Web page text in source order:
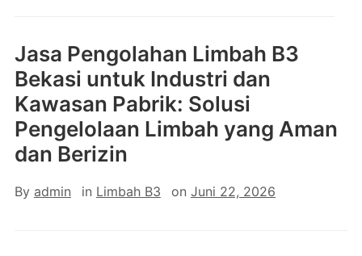
Jasa Pengolahan Limbah B3
Bekasi untuk Industri dan
Kawasan Pabrik: Solusi
Pengelolaan Limbah yang Aman
dan Berizin
By admin in Limbah B3 on Juni 22, 2026